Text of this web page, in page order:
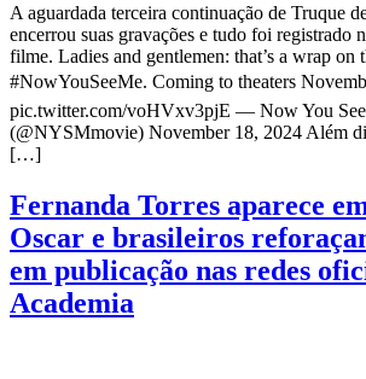
A aguardada terceira continuação de Truque
encerrou suas gravações e tudo foi registrado
filme. Ladies and gentlemen: that’s a wrap on
#NowYouSeeMe. Coming to theaters
pic.twitter.com/voHVxv3pjE — Now You
(@NYSMmovie) November 18, 2024 Além
[…]
Fernanda Torres aparece
Oscar e brasileiros
em publicação nas redes
Academia